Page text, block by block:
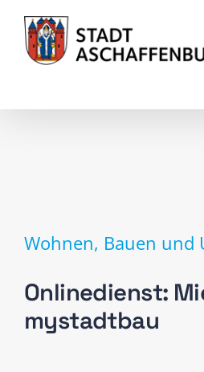
Inhalt
springen
Wohnen, Bauen und
Onlinedienst:
mystadtbau